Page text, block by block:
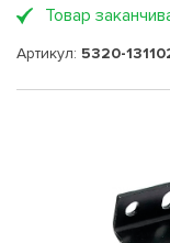
Товар
Артикул: 5320-